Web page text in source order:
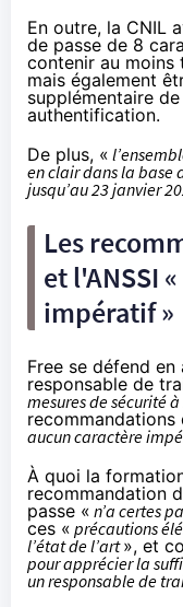
En outre, la CNIL
de passe de 8
contenir au moins
mais également
supplémentaire
authentification.
De plus, «
en clair dans la base
jusqu’au 23 janvier
Les
et l'ANSSI
impératif »
Free se défend
responsable de
mesures de sécurité
recommandations
aucun caractère
À quoi la
recommandation
passe « n’a certes
ces « précautions
l’état de l’art», et
pour apprécier la
un responsable de